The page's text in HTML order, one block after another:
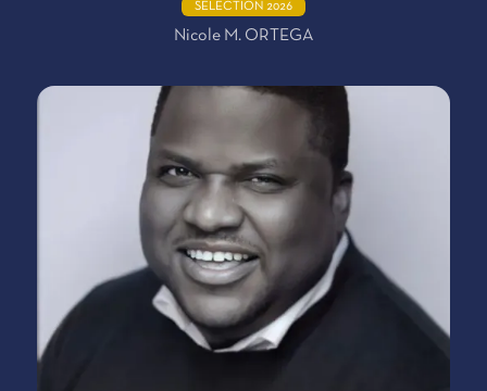
SÉLECTION 2026
Nicole M. ORTEGA